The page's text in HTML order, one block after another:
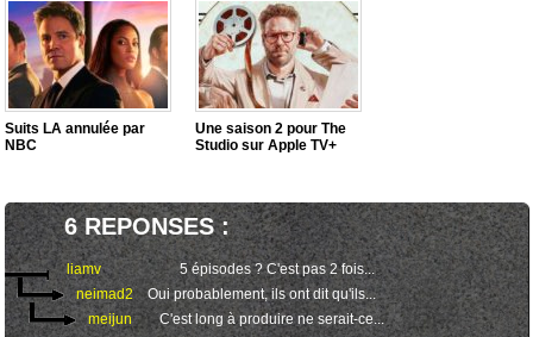
Suits LA annulée par
NBC
Une saison 2 pour The
Studio sur Apple TV+
6 REPONSES :
liamv
5 épisodes ? C'est pas 2 fois...
neimad2
Oui probablement, ils ont dit qu'ils...
meijun
C'est long à produire ne serait-ce...